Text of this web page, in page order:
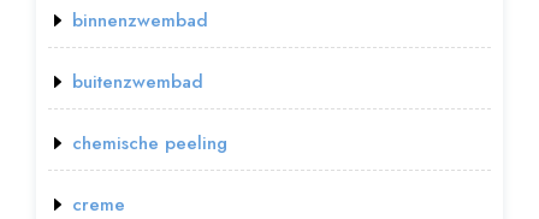
binnenzwembad
buitenzwembad
chemische peeling
creme